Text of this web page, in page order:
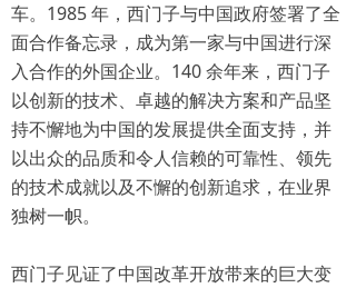
车。1985 年，西门子与中国政府签署了全
面合作备忘录，成为第一家与中国进行深
入合作的外国企业。140 余年来，西门子
以创新的技术、卓越的解决方案和产品坚
持不懈地为中国的发展提供全面支持，并
以出众的品质和令人信赖的可靠性、领先
的技术成就以及不懈的创新追求，在业界
独树一帜。
西门子见证了中国改革开放带来的巨大变